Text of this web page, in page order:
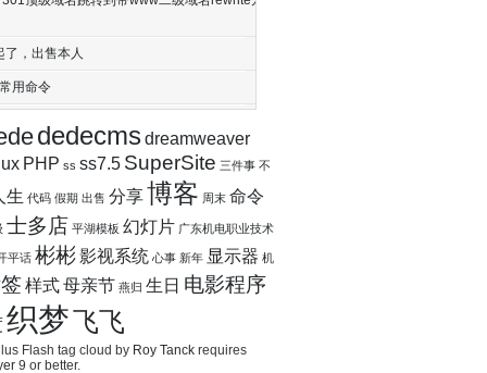
了，出售本人
用命令
dedecmsdreamweaver
PHP ss ss7.5 SuperSite 三件事 不
生 代码 假期 出售 分享博客 周末 命令
士多店 平湖模板 幻灯片 广东机电职业技术
平话 彬彬影视系统 心事 新年 显示器 机
样式母亲节 燕归 生日 电影程序
织梦飞飞
Flash tag cloud by Roy Tanck requires
9 or better.